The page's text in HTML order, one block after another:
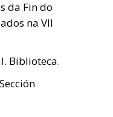
da Fin do
na VII
Biblioteca.